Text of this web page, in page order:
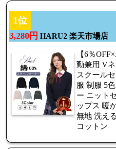
1位
3,280円 HARU2 楽天市場店
【6％
勤兼用 V
スクール
服 制服 5
ー ニット
ップス 暖
無地 洗え
コットン